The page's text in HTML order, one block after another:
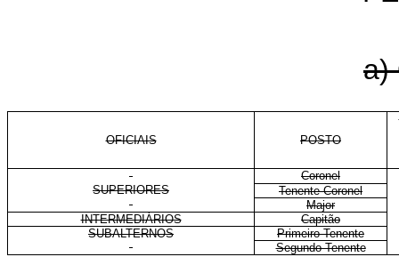
a)
OFICIAIS POSTO
Coronel
SUPERIORES
Tenente-Coronel
Major
INTERMEDIÁRIOS
Capitão
SUBALTERNOS
Primeiro-Tenente
Segundo-Tenente